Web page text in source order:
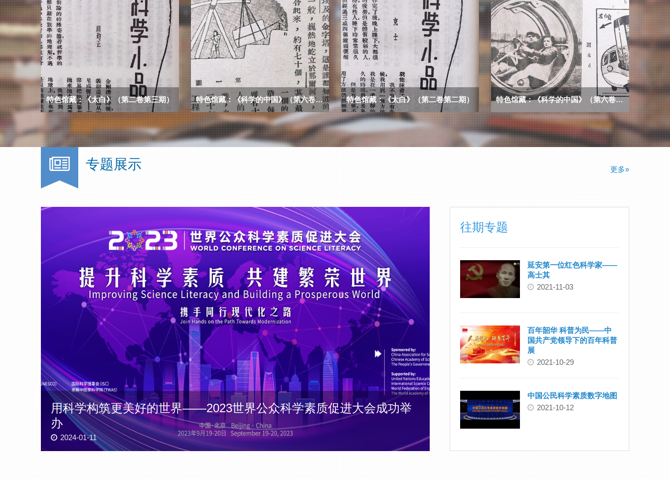
特色馆藏：《太白》（第二卷第三期） 特色馆藏：《科学的中国》（第六卷第四期） 特色馆藏：《太白》（第二卷第二期） 特色馆藏：《科学的中国》（第六卷第三期）
专题展示 更多»
用科学构筑更美好的世界——2023世界公众科学素质促进大会成功举
办
2024-01-11
往期专题
延安第一位红色科学家——
高士其
2021-11-03
百年韶华 科普为民——中
国共产党领导下的百年科普
展
2021-10-29
中国公民科学素质数字地图
2021-10-12